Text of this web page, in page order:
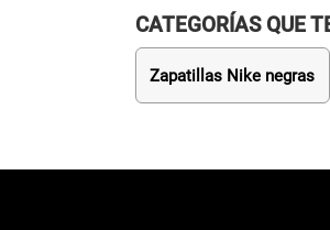
CATEGORÍAS QUE
Zapatillas Nike negras